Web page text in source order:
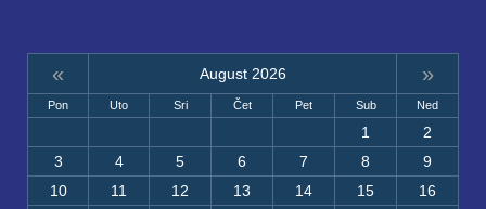
« August 2026 »
Pon Uto Sri Čet Pet Sub Ned
1
2
3
4 5 6 7 8
9
10
11 12 13 14 15
16